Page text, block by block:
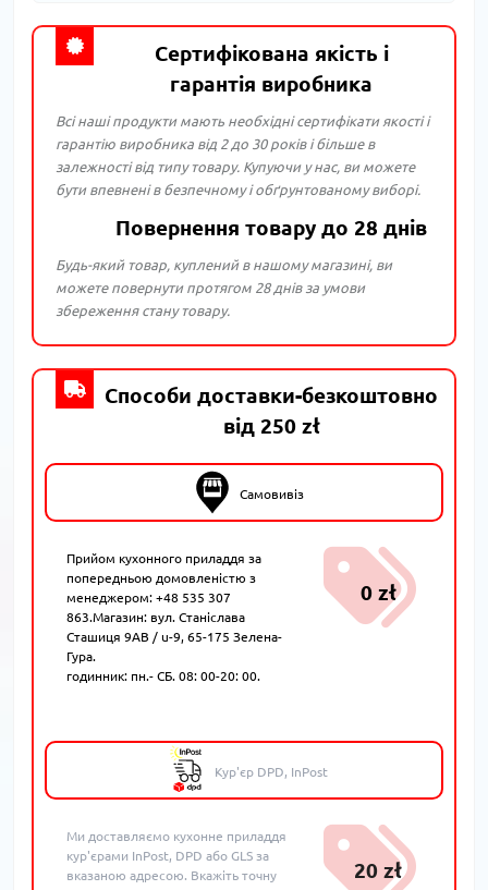
Сертифікована якість і
гарантія виробника
Всі наші продукти мають необхідні сертифікати якості і
гарантію виробника від 2 до 30 років і більше в
залежності від типу товару. Купуючи у нас, ви можете
бути впевнені в безпечному і обґрунтованому виборі.
Повернення товару до 28 днів
Будь-який товар, куплений в нашому магазині, ви
можете повернути протягом 28 днів за умови
збереження стану товару.
Способи доставки-безкоштовно
від 250 zł
Самовивіз
Прийом кухонного приладдя за
попередньою домовленістю з
менеджером: +48 535 307
863.Магазин: вул. Станіслава
Сташиця 9AB / u-9, 65-175 Зелена-
Гура.
годинник: пн.- СБ. 08: 00-20: 00.
0 zł
Кур'єр DPD, InPost
Ми доставляємо кухонне приладдя
кур'єрами InPost, DPD або GLS за
вказаною адресою. Вкажіть точну
20 zł